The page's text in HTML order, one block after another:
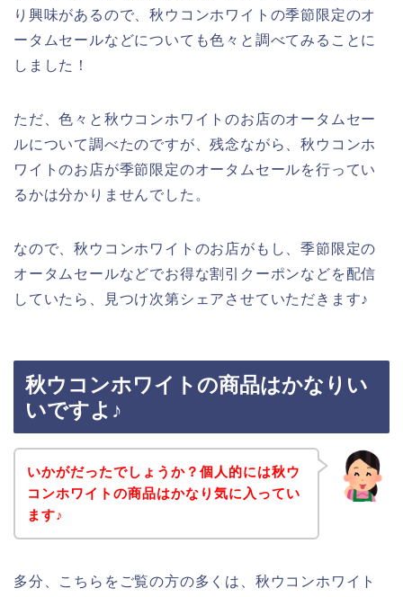
り興味があるので、秋ウコンホワイトの季節限定のオ
ータムセールなどについても色々と調べてみることに
しました！
ただ、色々と秋ウコンホワイトのお店のオータムセー
ルについて調べたのですが、残念ながら、秋ウコンホ
ワイトのお店が季節限定のオータムセールを行ってい
るかは分かりませんでした。
なので、秋ウコンホワイトのお店がもし、季節限定の
オータムセールなどでお得な割引クーポンなどを配信
していたら、見つけ次第シェアさせていただきます♪
秋ウコンホワイトの商品はかなりい
いですよ♪
いかがだったでしょうか？個人的には秋ウ
コンホワイトの商品はかなり気に入ってい
ます♪
多分、こちらをご覧の方の多くは、秋ウコンホワイト